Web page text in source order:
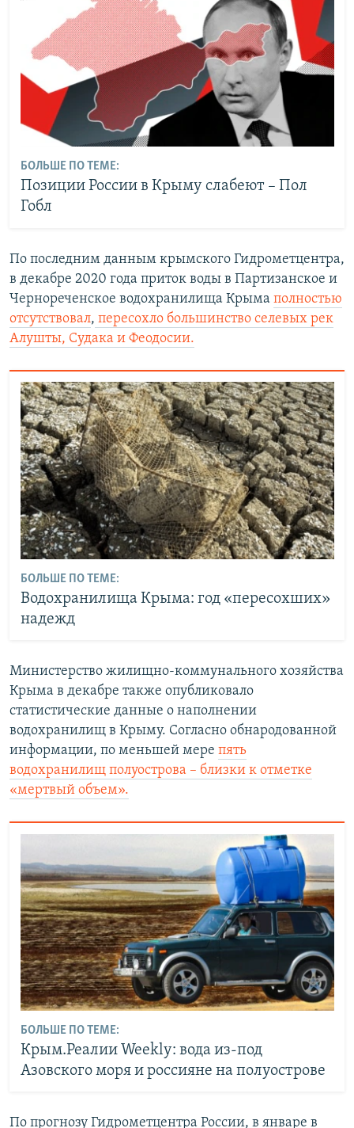
БОЛЬШЕ ПО ТЕМЕ:
Позиции России в Крыму слабеют – Пол
Гобл
По последним данным крымского Гидрометцентра,
в декабре 2020 года приток воды в Партизанское и
Чернореченское водохранилища Крыма полностью
отсутствовал, пересохло большинство селевых рек
Алушты, Судака и Феодосии.
БОЛЬШЕ ПО ТЕМЕ:
Водохранилища Крыма: год «пересохших»
надежд
Министерство жилищно-коммунального хозяйства
Крыма в декабре также опубликовало
статистические данные о наполнении
водохранилищ в Крыму. Согласно обнародованной
информации, по меньшей мере пять
водохранилищ полуострова – близки к отметке
«мертвый объем».
БОЛЬШЕ ПО ТЕМЕ:
Крым.Реалии Weekly: вода из-под
Азовского моря и россияне на полуострове
По прогнозу Гидрометцентра России, в январе в